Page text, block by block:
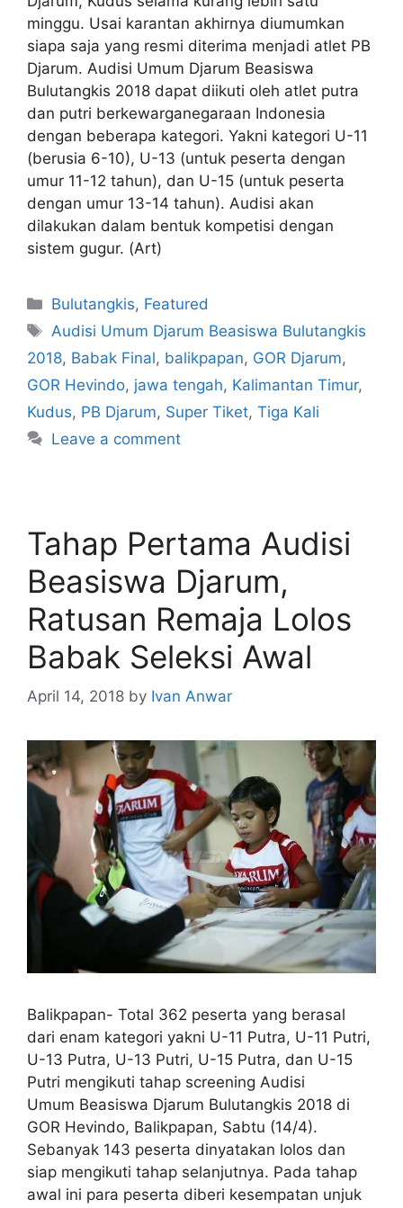
minggu. Usai karantan akhirnya diumumkan
siapa saja yang resmi diterima menjadi atlet PB
Djarum. Audisi Umum Djarum Beasiswa
Bulutangkis 2018 dapat diikuti oleh atlet putra
dan putri berkewarganegaraan Indonesia
dengan beberapa kategori. Yakni kategori U-11
(berusia 6-10), U-13 (untuk peserta dengan
umur 11-12 tahun), dan U-15 (untuk peserta
dengan umur 13-14 tahun). Audisi akan
dilakukan dalam bentuk kompetisi dengan
sistem gugur. (Art)
Bulutangkis, Featured
Audisi Umum Djarum Beasiswa Bulutangkis
2018, Babak Final, balikpapan, GOR Djarum,
GOR Hevindo, jawa tengah, Kalimantan Timur,
Kudus, PB Djarum, Super Tiket, Tiga Kali
Leave a comment
Tahap Pertama Audisi
Beasiswa Djarum,
Ratusan Remaja Lolos
Babak Seleksi Awal
April 14, 2018 by Ivan Anwar
Balikpapan- Total 362 peserta yang berasal
dari enam kategori yakni U-11 Putra, U-11 Putri,
U-13 Putra, U-13 Putri, U-15 Putra, dan U-15
Putri mengikuti tahap screening Audisi
Umum Beasiswa Djarum Bulutangkis 2018 di
GOR Hevindo, Balikpapan, Sabtu (14/4).
Sebanyak 143 peserta dinyatakan lolos dan
siap mengikuti tahap selanjutnya. Pada tahap
awal ini para peserta diberi kesempatan unjuk